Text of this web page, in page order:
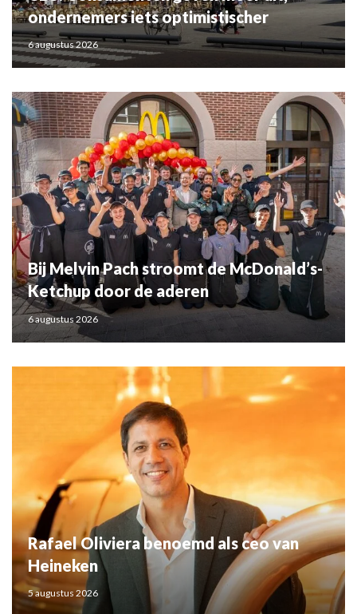
ondernemers iets optimistischer
6 augustus 2026
Bij Melvin Pach stroomt de McDonald’s-
Ketchup door de aderen
6 augustus 2026
Rafael Oliviera benoemd als ceo van
Heineken
5 augustus 2026